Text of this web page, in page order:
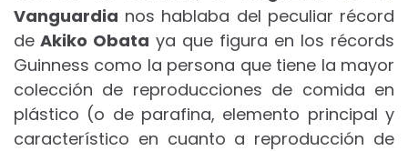
Vanguardia nos hablaba del peculiar récord
de Akiko Obata ya que figura en los récords
Guinness como la persona que tiene la mayor
colección de reproducciones de comida en
plástico (o de parafina, elemento principal y
característico en cuanto a reproducción de